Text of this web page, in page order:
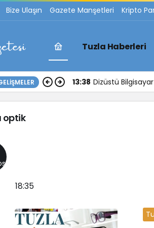
Bize Ulaşın Gazete Manşetleri Kripto
Tuzla Haberleri
13:38 Dizüstü
optik
18:35